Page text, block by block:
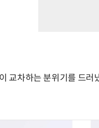
교차하는 분위기를 드러